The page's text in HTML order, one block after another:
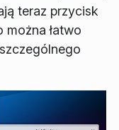
teraz przycisk
łatwo